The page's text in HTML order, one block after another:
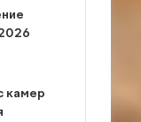
камер